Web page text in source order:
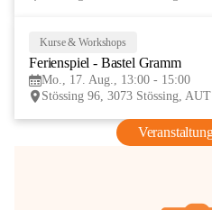
Kurse & Workshops
Ferienspiel - Bastel Gramm
Mo., 17. Aug., 13:00 - 15:00
Stössing 96, 3073 Stössing, AUT